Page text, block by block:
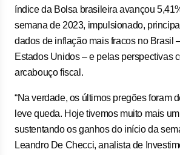
índice da Bolsa brasileira avançou
semana de 2023, impulsionado,
dados de inflação mais fracos no Brasil
Estados Unidos – e pelas perspectivas
arcabouço fiscal.
“Na verdade, os últimos pregões foram
leve queda. Hoje tivemos muito mais
sustentando os ganhos do início da
Leandro De Checci, analista de